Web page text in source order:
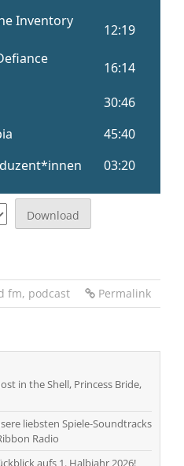
Download
fm, podcast Permalink
in the Shell, Princess Bride,
liebsten Spiele-Soundtracks
Radio
aufs 1. Halbjahr 2026!